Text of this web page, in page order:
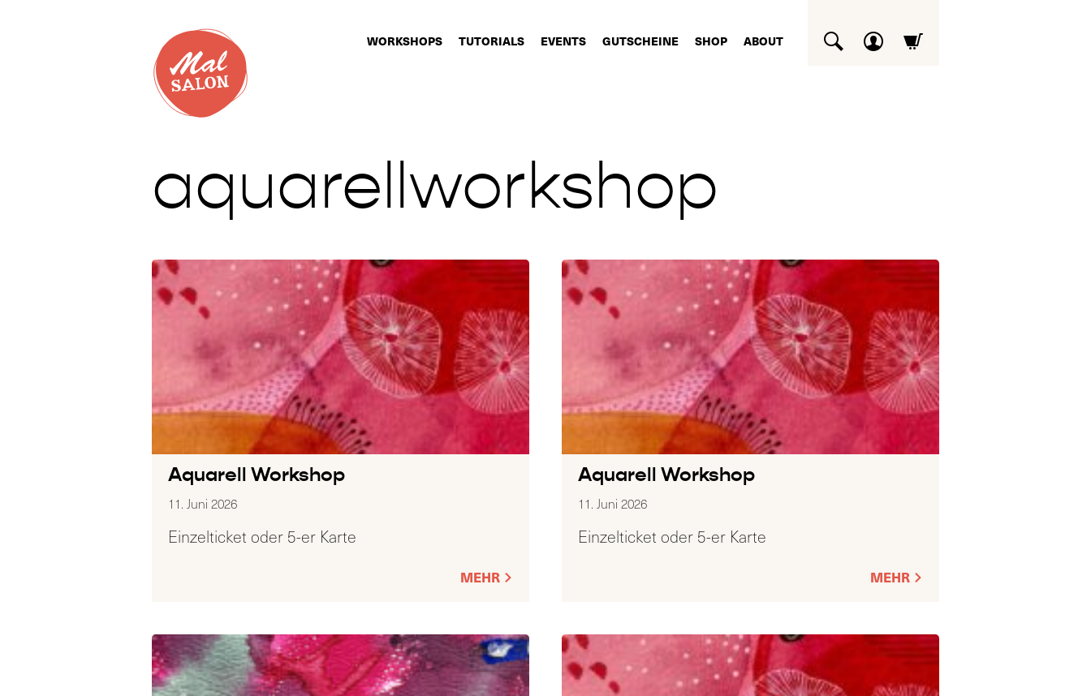
WORKSHOPS TUTORIALS EVENTS GUTSCHEINE SHOP ABOUT
aquarellworkshop
Aquarell Workshop
11. Juni 2026
Einzelticket oder 5-er Karte
MEHR
Aquarell Workshop
11. Juni 2026
Einzelticket oder 5-er Karte
MEHR